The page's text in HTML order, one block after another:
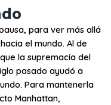
para ver más allá
el mundo. Al de
la supremacía del
pasado ayudó a
Para mantenerla
Manhattan,